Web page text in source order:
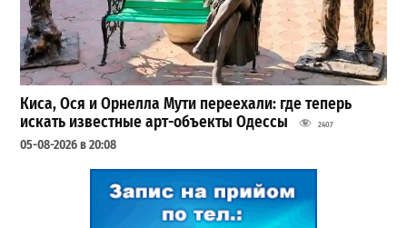
Киса, Ося и Орнелла Мути переехали: где теперь
искать известные арт-объекты Одессы
2407
05-08-2026 в 20:08